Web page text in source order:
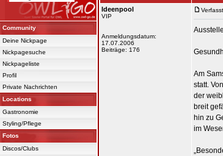
Community
Deine Nickpage
Nickpagesuche
Nickpageliste
Profil
Private Nachrichten
Locations
Gastronomie
Styling/Pflege
Fotos
Discos/Clubs
Ideenpool
VIP
Anmeldungsdatum:
17.07.2006
Beiträge: 176
Am
statt.
der
breit
hin zu
im